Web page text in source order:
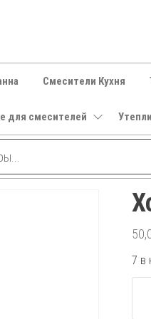
Смесители Кухня
для смесителей
7 в